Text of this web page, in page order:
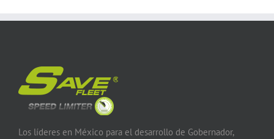
Los líderes en México para el desarrollo de Gobernador,